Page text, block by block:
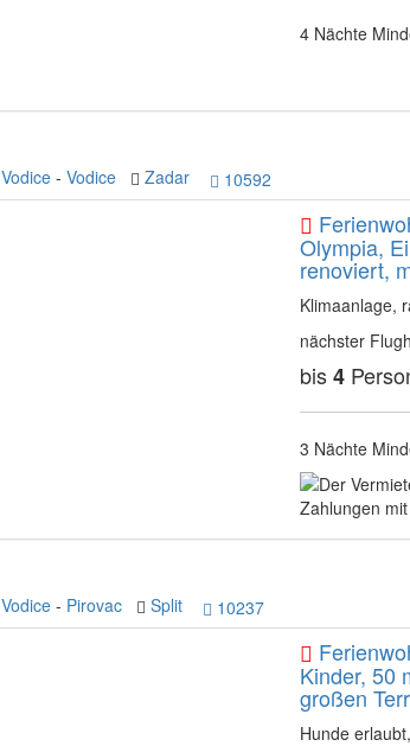
4 Nächte
Vodice - Vodice Zadar 10592
Olympia,
renoviert,
Klimaanlage,
nächster
bis4
3 Nächte
Vodice - Pirovac Split 10237
Kinder, 50
großen
Hunde